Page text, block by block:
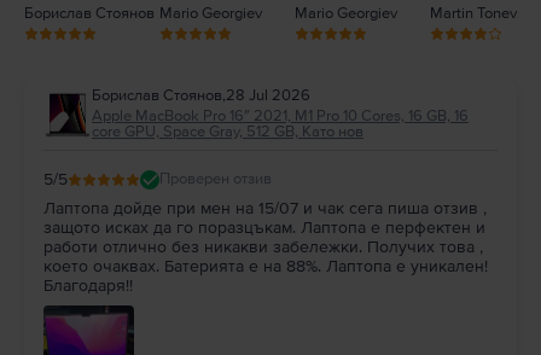
Борислав Стоянов Mario Georgiev Mario Georgiev Martin Tonev
Борислав Стоянов,28 Jul 2026
Apple MacBook Pro 16″ 2021, M1 Pro 10 Cores, 16 GB, 16
core GPU, Space Gray, 512 GB, Като нов
5/5 Проверен отзив
Лаптопа дойде при мен на 15/07 и чак сега пиша отзив ,
защото исках да го поразцъкам. Лаптопа е перфектен и
работи отлично без никакви забележки. Получих това ,
което очаквах. Батерията е на 88%. Лаптопа е уникален!
Благодаря!!